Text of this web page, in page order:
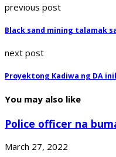
previous post
Black sand mining talamak
next post
Proyektong Kadiwa ng DA
You may also like
Police officer na
March 27, 2022